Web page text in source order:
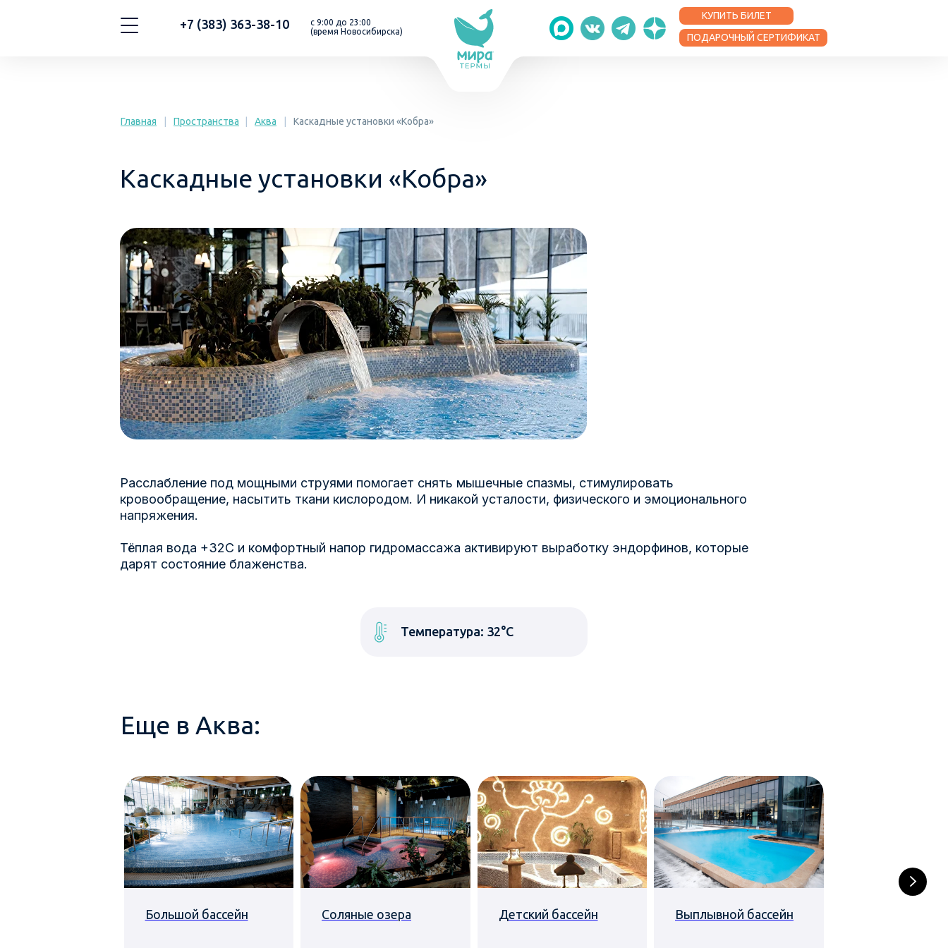
с 9:00 до 23:00
(время Новосибирска)
+7 (383) 363-38-10
КУПИТЬ БИЛЕТ
ПОДАРОЧНЫЙ СЕРТИФИКАТ
Главная Пространства Аква Каскадные установки «Кобра»
Расслабление под мощными струями помогает снять мышечные спазмы, стимулировать
кровообращение, насытить ткани кислородом. И никакой усталости, физического и эмоционального
напряжения.
Тёплая вода +32С и комфортный напор гидромассажа активируют выработку эндорфинов, которые
дарят состояние блаженства.
Каскадные установки «Кобра»
Температура: 32°С
Еще в Аква:
Большой бассейн Соляные озера Детский бассейн Выплывной бассейн